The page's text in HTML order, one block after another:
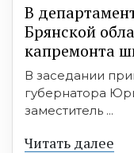
В
Брянской
капремонта
В заседании
губернатора
заместитель ...
Читать далее